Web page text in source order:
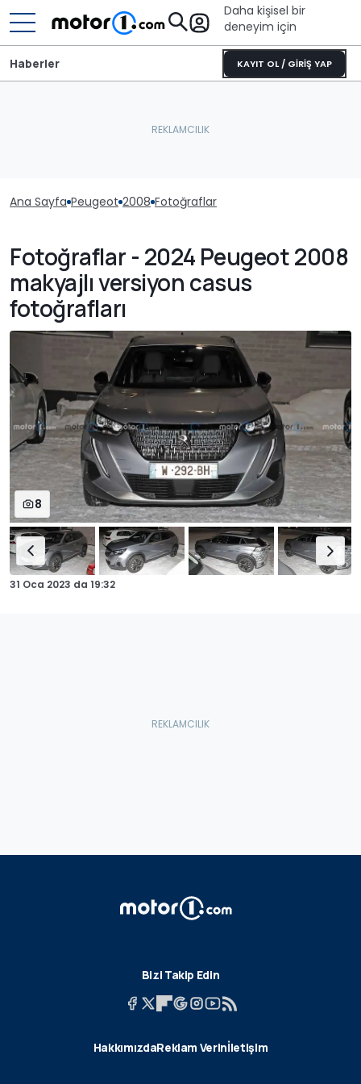
Daha kişisel bir
deneyim için
KAYIT OL / GİRİŞ YAP
Haberler
Ana Sayfa Peugeot 2008 Fotoğraflar
Fotoğraflar - 2024 Peugeot 2008
makyajlı versiyon casus
fotoğrafları
8
31 Oca 2023 da 19:32
Bizi Takip Edin
HakkımızdaReklam Verinİletişim